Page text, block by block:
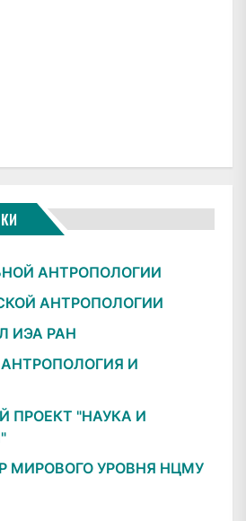
АНТРОПОЛОГИИ
АНТРОПОЛОГИИ
ИЭА РАН
И
ПРОЕКТ "НАУКА И
МИРОВОГО УРОВНЯ НЦМУ